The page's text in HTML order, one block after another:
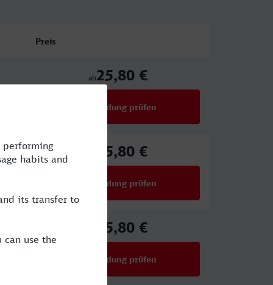
Preis
ab25,80 €
Verbindung prüfen
25,80 €
Verbindung prüfen
25,80 €
Verbindung prüfen